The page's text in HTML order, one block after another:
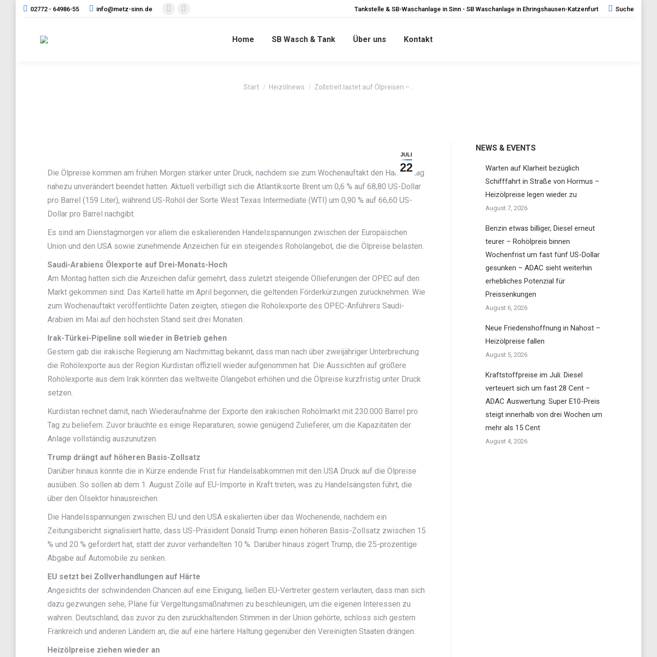
02772 - 64986-55 info@metz-sinn.de Tankstelle & SB-Waschanlage in Sinn - SB Waschanlage in Ehringshausen-Katzenfurt Search:
Suche
Home SB Wasch & Tank Über uns Kontakt
Sie befinden sich hier:
Start Heizölnews Zollstreit lastet auf Ölpreisen –…
JULI
22
Die Ölpreise kommen am frühen Morgen stärker unter Druck, nachdem sie zum Wochenauftakt den Handelstag
nahezu unverändert beendet hatten. Aktuell verbilligt sich die Atlantiksorte Brent um 0,6 % auf 68,80 US-Dollar
pro Barrel (159 Liter), während US-Rohöl der Sorte West Texas Intermediate (WTI) um 0,90 % auf 66,60 US-
Dollar pro Barrel nachgibt.
Es sind am Dienstagmorgen vor allem die eskalierenden Handelsspannungen zwischen der Europäischen
Union und den USA sowie zunehmende Anzeichen für ein steigendes Rohölangebot, die die Ölpreise belasten.
Saudi-Arabiens Ölexporte auf Drei-Monats-Hoch
Am Montag hatten sich die Anzeichen dafür gemehrt, dass zuletzt steigende Öllieferungen der OPEC auf den
Markt gekommen sind. Das Kartell hatte im April begonnen, die geltenden Förderkürzungen zurücknehmen. Wie
zum Wochenauftakt veröffentlichte Daten zeigten, stiegen die Rohölexporte des OPEC-Anführers Saudi-
Arabien im Mai auf den höchsten Stand seit drei Monaten.
Irak-Türkei-Pipeline soll wieder in Betrieb gehen
Gestern gab die irakische Regierung am Nachmittag bekannt, dass man nach über zweijähriger Unterbrechung
die Rohölexporte aus der Region Kurdistan offiziell wieder aufgenommen hat. Die Aussichten auf größere
Rohölexporte aus dem Irak könnten das weltweite Ölangebot erhöhen und die Ölpreise kurzfristig unter Druck
setzen.
Kurdistan rechnet damit, nach Wiederaufnahme der Exporte den irakischen Rohölmarkt mit 230.000 Barrel pro
Tag zu beliefern. Zuvor bräuchte es einige Reparaturen, sowie genügend Zulieferer, um die Kapazitäten der
Anlage vollständig auszunutzen.
Trump drängt auf höheren Basis-Zollsatz
Darüber hinaus könnte die in Kürze endende Frist für Handelsabkommen mit den USA Druck auf die Ölpreise
ausüben. So sollen ab dem 1. August Zölle auf EU-Importe in Kraft treten, was zu Handelsängsten führt, die
über den Ölsektor hinausreichen.
Die Handelsspannungen zwischen EU und den USA eskalierten über das Wochenende, nachdem ein
Zeitungsbericht signalisiert hatte, dass US-Präsident Donald Trump einen höheren Basis-Zollsatz zwischen 15
% und 20 % gefordert hat, statt der zuvor verhandelten 10 %. Darüber hinaus zögert Trump, die 25-prozentige
Abgabe auf Automobile zu senken.
EU setzt bei Zollverhandlungen auf Härte
Angesichts der schwindenden Chancen auf eine Einigung, ließen EU-Vertreter gestern verlauten, dass man sich
dazu gezwungen sehe, Pläne für Vergeltungsmaßnahmen zu beschleunigen, um die eigenen Interessen zu
wahren. Deutschland, das zuvor zu den zurückhaltenden Stimmen in der Union gehörte, schloss sich gestern
Frankreich und anderen Ländern an, die auf eine härtere Haltung gegenüber den Vereinigten Staaten drängen.
Heizölpreise ziehen wieder an
NEWS & EVENTS
Warten auf Klarheit bezüglich
Schifffahrt in Straße von Hormus –
Heizölpreise legen wieder zu
August 7, 2026
Benzin etwas billiger, Diesel erneut
teurer – Rohölpreis binnen
Wochenfrist um fast fünf US-Dollar
gesunken – ADAC sieht weiterhin
erhebliches Potenzial für
Preissenkungen
August 6, 2026
Neue Friedenshoffnung in Nahost –
Heizölpreise fallen
August 5, 2026
Kraftstoffpreise im Juli: Diesel
verteuert sich um fast 28 Cent –
ADAC Auswertung: Super E10-Preis
steigt innerhalb von drei Wochen um
mehr als 15 Cent
August 4, 2026